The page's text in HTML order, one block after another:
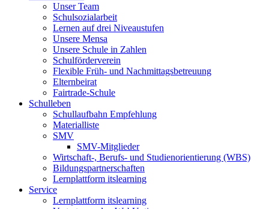
Unser Team
Schulsozialarbeit
Lernen auf drei Niveaustufen
Unsere Mensa
Unsere Schule in Zahlen
Schulförderverein
Flexible Früh- und Nachmittagsbetreuung
Elternbeirat
Fairtrade-Schule
Schulleben
Schullaufbahn Empfehlung
Materialliste
SMV
SMV-Mitglieder
Wirtschaft-, Berufs- und Studienorientierung (WBS)
Bildungspartnerschaften
Lernplattform itslearning
Service
Lernplattform itslearning